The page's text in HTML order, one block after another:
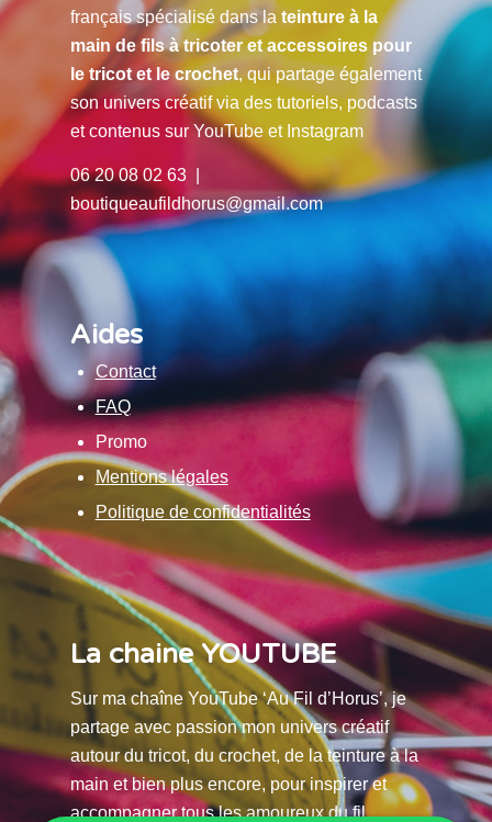
français spécialisé dans la teinture à la
main de fils à tricoter et accessoires pour
le tricot et le crochet, qui partage également
son univers créatif via des tutoriels, podcasts
et contenus sur YouTube et Instagram
06 20 08 02 63 |
boutiqueaufildhorus@gmail.com
Aides
Contact
FAQ
Promo
Mentions légales
Politique de confidentialités
La chaine YOUTUBE
Sur ma chaîne YouTube ‘Au Fil d’Horus’, je
partage avec passion mon univers créatif
autour du tricot, du crochet, de la teinture à la
main et bien plus encore, pour inspirer et
accompagner tous les amoureux du fil.